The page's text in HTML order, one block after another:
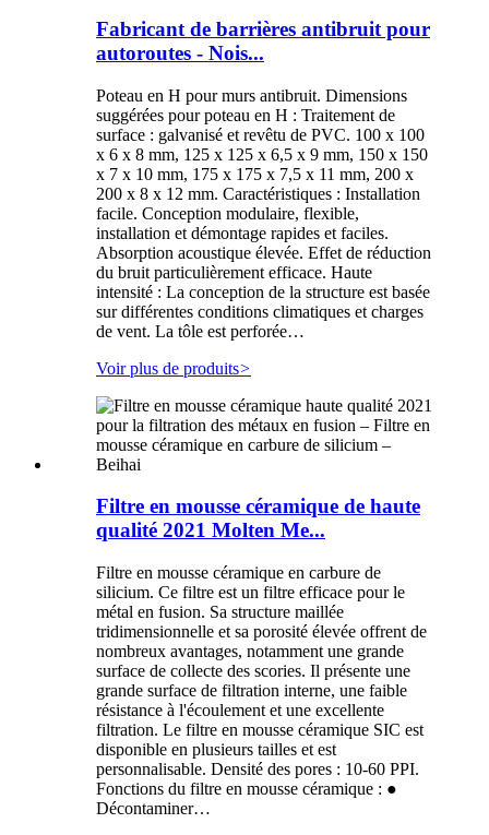
Fabricant de barrières antibruit pour
autoroutes - Nois...
Poteau en H pour murs antibruit. Dimensions
suggérées pour poteau en H : Traitement de
surface : galvanisé et revêtu de PVC. 100 x 100
x 6 x 8 mm, 125 x 125 x 6,5 x 9 mm, 150 x 150
x 7 x 10 mm, 175 x 175 x 7,5 x 11 mm, 200 x
200 x 8 x 12 mm. Caractéristiques : Installation
facile. Conception modulaire, flexible,
installation et démontage rapides et faciles.
Absorption acoustique élevée. Effet de réduction
du bruit particulièrement efficace. Haute
intensité : La conception de la structure est basée
sur différentes conditions climatiques et charges
de vent. La tôle est perforée…
Voir plus de produits>
Filtre en mousse céramique de haute
qualité 2021 Molten Me...
Filtre en mousse céramique en carbure de
silicium. Ce filtre est un filtre efficace pour le
métal en fusion. Sa structure maillée
tridimensionnelle et sa porosité élevée offrent de
nombreux avantages, notamment une grande
surface de collecte des scories. Il présente une
grande surface de filtration interne, une faible
résistance à l'écoulement et une excellente
filtration. Le filtre en mousse céramique SIC est
disponible en plusieurs tailles et est
personnalisable. Densité des pores : 10-60 PPI.
Fonctions du filtre en mousse céramique : ●
Décontaminer…